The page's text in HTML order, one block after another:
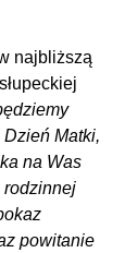
najbliższą
Matki,
na Was
rodzinnej
powitanie